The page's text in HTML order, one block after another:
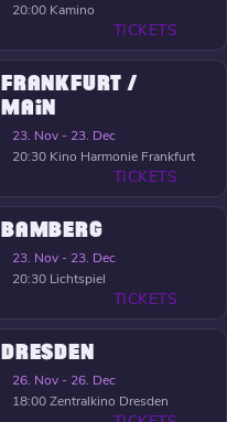
20:00 Kamino
TICKETS
FRANKFURT /
MAIN
23. Nov - 23. Dec
20:30 Kino Harmonie Frankfurt
TICKETS
BAMBERG
23. Nov - 23. Dec
20:30 Lichtspiel
TICKETS
DRESDEN
26. Nov - 26. Dec
18:00Zentralkino Dresden